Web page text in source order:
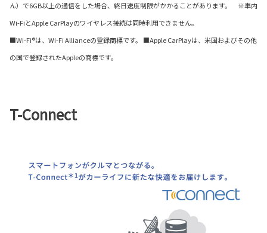
ん）で6GB以上の通信をした場合、終日速度制限がかかることがあります。 ※車内
Wi-FiとApple CarPlayのワイヤレス接続は同時利用できません。
■Wi-Fi®は、Wi-Fi Allianceの登録商標です。 ■Apple CarPlayは、米国およびその他
の国で登録されたAppleの商標です。
T-Connect